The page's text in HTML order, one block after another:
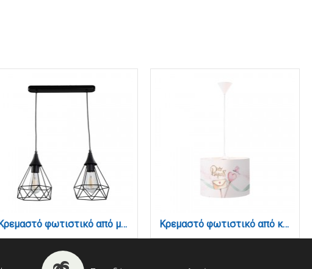
Κρεμαστό φωτιστικό από μαύρο μέταλλο 2XE27 D:40cm (4024-2-BL-RAIL) Κρεμαστό φωτιστικό από καπέλο και λευκή ανάρτηση D:35cm (4037)